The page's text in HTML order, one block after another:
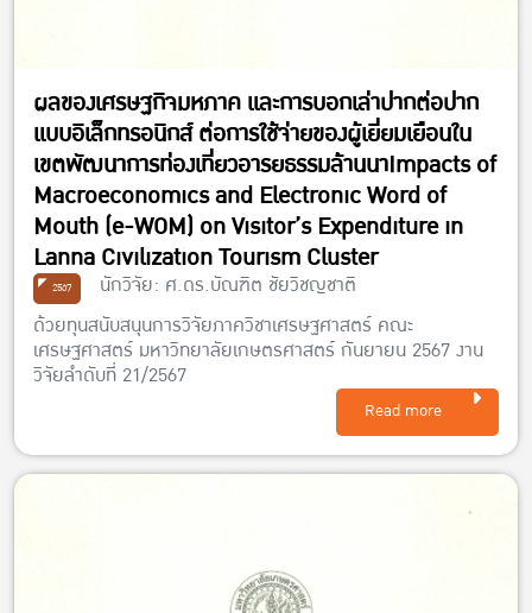
ผลของเศรษฐกิจมหภาค และการบอกเล่าปากต่อปาก
แบบอิเล็กทรอนิกส์ ต่อการใช้จ่ายของผู้เยี่ยมเยือนใน
เขตพัฒนาการท่องเที่ยวอารยธรรมล้านนาImpacts of
Macroeconomics and Electronic Word of
Mouth (e-WOM) on Visitor’s Expenditure in
Lanna Civilization Tourism Cluster
2567
นักวิจัย: ศ.ดร.บัณฑิต ชัยวิชญชาติ
ด้วยทุนสนับสนุนการวิจัยภาควิชาเศรษฐศาสตร์ คณะ
เศรษฐศาสตร์ มหาวิทยาลัยเกษตรศาสตร์ กันยายน 2567 งาน
วิจัยลำดับที่ 21/2567
Read more